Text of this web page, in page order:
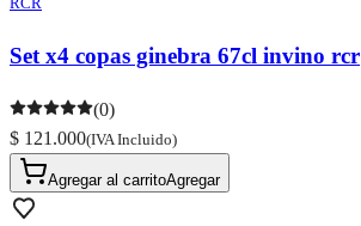
Set x4 copas ginebra 67cl invino rcr
(0)
$ 121.000(IVA Incluido)
Agregar al carritoAgregar